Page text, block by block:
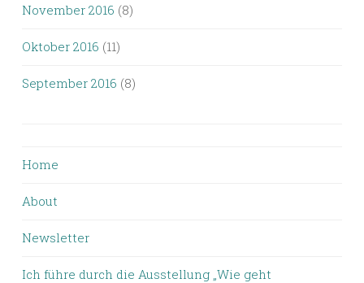
November 2016 (8)
Oktober 2016 (11)
September 2016 (8)
Home
About
Newsletter
Ich führe durch die Ausstellung „Wie geht